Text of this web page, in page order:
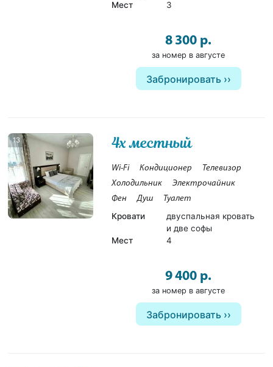
Мест 3
8 300 р.
за номер в августе
Забронировать
13 4х местный
Wi-Fi Кондиционер
Телевизор
Холодильник
Электрочайник
Фен
Душ Туалет
Кровати
двуспальная кровать
и две софы
Мест
4
9 400 р.
за номер в августе
Забронировать